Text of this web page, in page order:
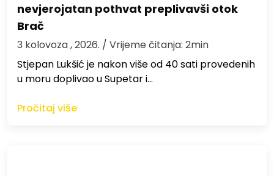
nevjerojatan pothvat preplivavši otok
Brač
3 kolovoza , 2026. / Vrijeme čitanja: 2min
St​jepan Lukšić je nakon više od 40 sati provedenih
u moru doplivao u Supetar i…
Pročitaj više